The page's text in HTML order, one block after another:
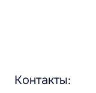
Контакты: